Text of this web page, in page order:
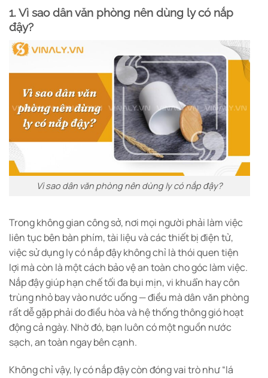
1. Vì sao dân văn phòng nên dùng ly có nắp
đậy?
Vì sao dân văn phòng nên dùng ly có nắp đậy?
Trong không gian công sở, nơi mọi người phải làm việc
liên tục bên bàn phím, tài liệu và các thiết bị điện tử,
việc sử dụng ly có nắp đậy không chỉ là thói quen tiện
lợi mà còn là một cách bảo vệ an toàn cho góc làm việc.
Nắp đậy giúp hạn chế tối đa bụi mịn, vi khuẩn hay côn
trùng nhỏ bay vào nước uống — điều mà dân văn phòng
rất dễ gặp phải do điều hòa và hệ thống thông gió hoạt
động cả ngày. Nhờ đó, bạn luôn có một nguồn nước
sạch, an toàn ngay bên cạnh.
Không chỉ vậy, ly có nắp đậy còn đóng vai trò như “lá